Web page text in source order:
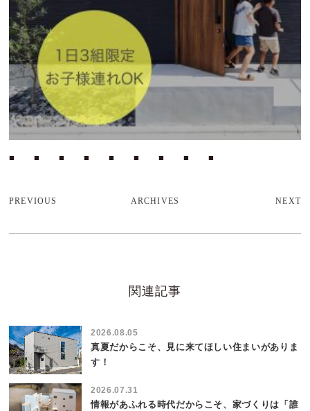
■ ■ ■ ■ ■ ■ ■ ■ ■
PREVIOUS ARCHIVES NEXT
関連記事
2026.08.05
真夏だからこそ、見に来てほしい住まいがありま
す！
2026.07.31
情報があふれる時代だからこそ、家づくりは「誰